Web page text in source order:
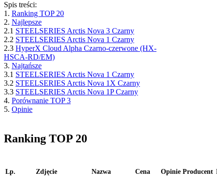
Spis treści:
1. Ranking TOP 20
2. Najlepsze
2.1 STEELSERIES Arctis Nova 3 Czarny
2.2 STEELSERIES Arctis Nova 1 Czarny
2.3 HyperX Cloud Alpha Czarno-czerwone (HX-
HSCA-RD/EM)
3. Najtańsze
3.1 STEELSERIES Arctis Nova 1 Czarny
3.2 STEELSERIES Arctis Nova 1X Czarny
3.3 STEELSERIES Arctis Nova 1P Czarny
4. Porównanie TOP 3
5. Opinie
Ranking TOP 20
Lp. Zdjęcie Nazwa Cena Opinie Producent